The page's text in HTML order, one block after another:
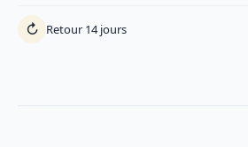
↻ Retour 14 jours